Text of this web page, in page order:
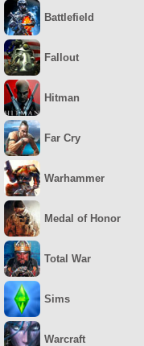
Battlefield
Fallout
Hitman
Far Cry
Warhammer
Medal of Honor
Total War
Sims
Warcraft